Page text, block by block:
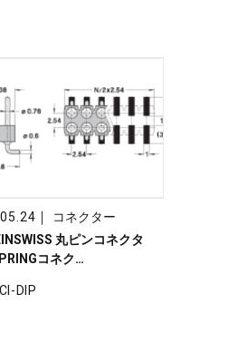
｜
コネクター
丸ピンコネクタ
コネク…
DIP